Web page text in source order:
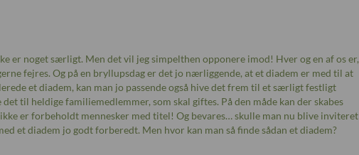
er noget særligt. Men det vil jeg simpelthen opponere imod! Hver og en af os er,
fejres. Og på en bryllupsdag er det jo nærliggende, at et diadem er med til at
et diadem, kan man jo passende også hive det frem til et særligt festligt
til heldige familiemedlemmer, som skal giftes. På den måde kan der skabes
er forbeholdt mennesker med titel! Og bevares… skulle man nu blive inviteret
et diadem jo godt forberedt. Men hvor kan man så finde sådan et diadem?